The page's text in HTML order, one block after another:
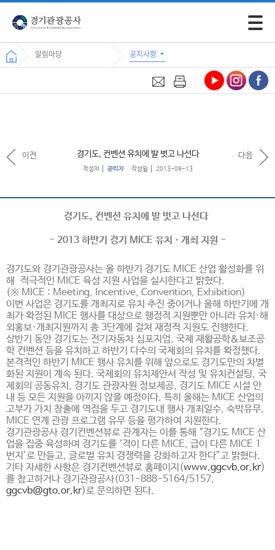
모바일
알림마당 공지사항
경기도, 컨벤션 유치에 발 벗고 나선다
작성자 관리자 작성일 2013-09-13
이전 다음
경기도, 컨벤션 유치에 발 벗고 나선다
- 2013 하반기 경기 MICE 유치ㆍ개최 지원 -
경기도와 경기관광공사는 올 하반기 경기도 MICE 산업 활성화를 위
해 적극적인 MICE 육성 지원 사업을 실시한다고 밝혔다.
(※ MICE : Meeting, Incentive, Convention, Exhibition)
이번 사업은 경기도를 개최지로 유치 추진 중이거나 올해 하반기에 개
최가 확정된 MICE 행사를 대상으로 행정적 지원뿐만 아니라 유치·해
외홍보·개최지원까지 총 3단계에 걸쳐 재정적 지원도 진행한다.
상반기 동안 경기도는 전기자동차 심포지엄, 국제 재활공학＆보조공
학 컨벤션 등을 유치하고 하반기 다수의 국제회의 유치를 확정했다.
본격적인 하반기 MICE 행사 유치를 위해 앞으로도 경기도만의 차별
화된 지원이 계속 된다. 국제회의 유치제안서 작성 및 유치컨설팅, 국
제회의 공동유치, 경기도 관광자원 정보제공, 경기도 MICE 시설 안
내 등 모든 지원을 아끼지 않을 예정이다. 특히 올해는 MICE 산업의
고부가 가치 창출에 역점을 두고 경기도내 행사 개최일수, 숙박유무,
MICE 연계 관광 프로그램 유무 등을 평가하여 지원한다.
경기관광공사 경기컨벤션뷰로 관계자는 이를 통해 “경기도 MICE 산
업을 집중 육성하여 경기도를 ‘격이 다른 MICE, 급이 다른 MICE 1
번지’로 만들고, 글로벌 유치 경쟁력을 강화하고자 한다”고 밝혔다.
기타 자세한 사항은 경기컨벤션뷰로 홈페이지(www.ggcvb.or.kr)
를 참고하거나 경기관광공사(031-888-5164/5157,
ggcvb@gto.or.kr)로 문의하면 된다.